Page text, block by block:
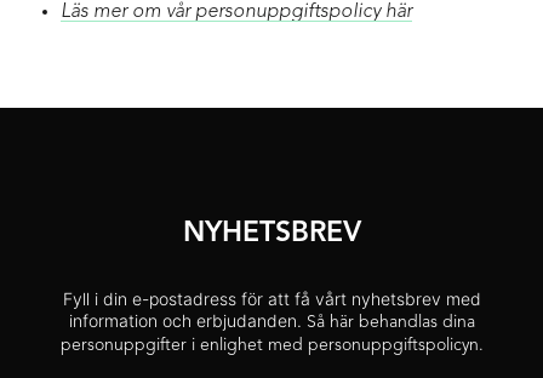
Läs mer om vår personuppgiftspolicy här
NYHETSBREV
Fyll i din e-postadress för att få vårt nyhetsbrev med
information och erbjudanden. Så här behandlas dina
personuppgifter i enlighet med personuppgiftspolicyn.